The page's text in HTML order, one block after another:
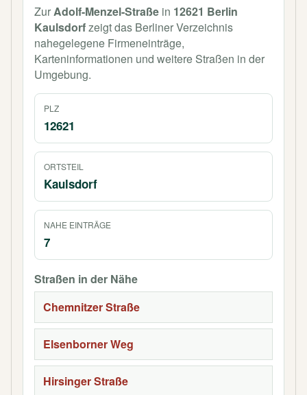
ZurAdolf-Menzel-Straße in 12621 Berlin
Kaulsdorfzeigt das Berliner Verzeichnis
nahegelegene Firmeneinträge,
Karteninformationen und weitere Straßen in der
Umgebung.
PLZ
12621
ORTSTEIL
Kaulsdorf
NAHE EINTRÄGE
7
Straßen in der Nähe
Chemnitzer Straße
Elsenborner Weg
Hirsinger Straße